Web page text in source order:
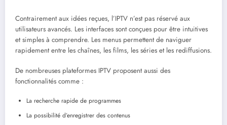
Contrairement aux idées reçues, l’IPTV n’est pas réservé aux
utilisateurs avancés. Les interfaces sont conçues pour être intuitives
et simples à comprendre. Les menus permettent de naviguer
rapidement entre les chaînes, les films, les séries et les rediffusions.
De nombreuses plateformes IPTV proposent aussi des
fonctionnalités comme :
La recherche rapide de programmes
La possibilité d’enregistrer des contenus